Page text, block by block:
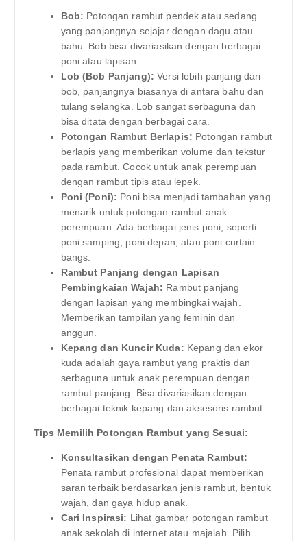
Bob: Potongan rambut pendek atau sedang
yang panjangnya sejajar dengan dagu atau
bahu. Bob bisa divariasikan dengan berbagai
poni atau lapisan.
Lob (Bob Panjang): Versi lebih panjang dari
bob, panjangnya biasanya di antara bahu dan
tulang selangka. Lob sangat serbaguna dan
bisa ditata dengan berbagai cara.
Potongan Rambut Berlapis: Potongan rambut
berlapis yang memberikan volume dan tekstur
pada rambut. Cocok untuk anak perempuan
dengan rambut tipis atau lepek.
Poni (Poni): Poni bisa menjadi tambahan yang
menarik untuk potongan rambut anak
perempuan. Ada berbagai jenis poni, seperti
poni samping, poni depan, atau poni curtain
bangs.
Rambut Panjang dengan Lapisan
Pembingkaian Wajah: Rambut panjang
dengan lapisan yang membingkai wajah.
Memberikan tampilan yang feminin dan
anggun.
Kepang dan Kuncir Kuda: Kepang dan ekor
kuda adalah gaya rambut yang praktis dan
serbaguna untuk anak perempuan dengan
rambut panjang. Bisa divariasikan dengan
berbagai teknik kepang dan aksesoris rambut.
Tips Memilih Potongan Rambut yang Sesuai:
Konsultasikan dengan Penata Rambut:
Penata rambut profesional dapat memberikan
saran terbaik berdasarkan jenis rambut, bentuk
wajah, dan gaya hidup anak.
Cari Inspirasi: Lihat gambar potongan rambut
anak sekolah di internet atau majalah. Pilih